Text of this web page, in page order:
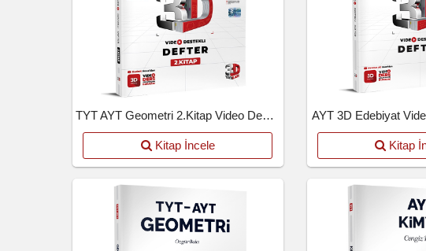
TYT AYT Geometri 2.Kitap Video Destekli Defter
Kitap İncele
AYT 3D Edebiyat
Kitap